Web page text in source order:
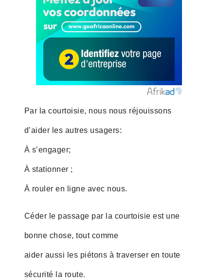
Par la courtoisie, nous nous réjouissons
d’aider les autres usagers:
À s’engager;
À stationner ;
À rouler en ligne avec nous.
Céder le passage par la courtoisie est une
bonne chose, tout comme
aider aussi les piétons à traverser en toute
sécurité la route.